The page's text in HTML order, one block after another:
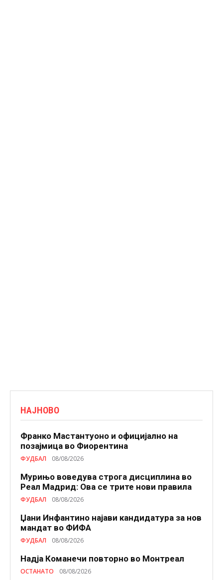
НАЈНОВО
Франко Мастантуоно и официјално на
позајмица во Фиорентина
ФУДБАЛ 08/08/2026
Мурињо воведува строга дисциплина во
Реал Мадрид: Ова се трите нови правила
ФУДБАЛ 08/08/2026
Џани Инфантино најави кандидатура за нов
мандат во ФИФА
ФУДБАЛ 08/08/2026
Надја Команечи повторно во Монтреал
ОСТАНАТО 08/08/2026